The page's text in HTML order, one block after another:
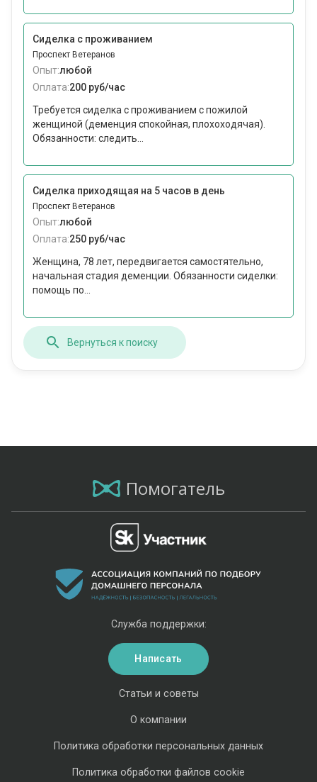
Сиделка с проживанием
Проспект Ветеранов
Опыт:любой
Оплата:200 руб/час
Требуется сиделка с проживанием с пожилой
женщиной (деменция спокойная, плохоходячая).
Обязанности: следить...
Сиделка приходящая на 5 часов в день
Проспект Ветеранов
Опыт:любой
Оплата:250 руб/час
Женщина, 78 лет, передвигается самостятельно,
начальная стадия деменции. Обязанности сиделки:
помощь по...
Вернуться к поиску
Помогатель
Статьи и советы
О компании
Политика обработки персональных данных
Политика обработки файлов cookie
Служба поддержки:
Написать